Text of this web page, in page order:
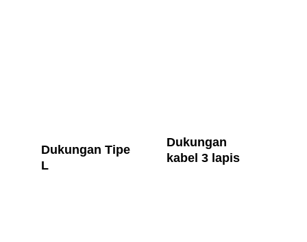
Dukungan
kabel 3 lapis
Dukungan Tipe
L